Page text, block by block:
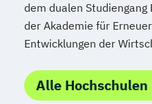
dem dualen Studiengang
der Akademie für
Entwicklungen der
Alle